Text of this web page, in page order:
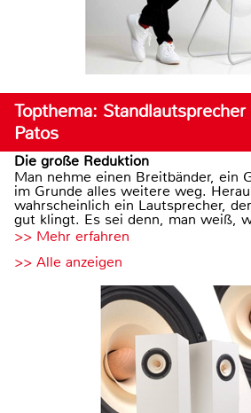
Topthema:
Patos
Die große Reduktion
Man nehme einen Breitbänder, ein
im Grunde alles weitere weg.
wahrscheinlich ein Lautsprecher,
gut klingt. Es sei denn, man weiß,
>> Mehr erfahren
>> Alle anzeigen